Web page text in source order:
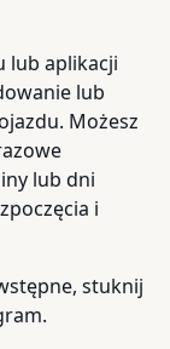
lub aplikacji
lub
Możesz
lub dni
i
stuknij